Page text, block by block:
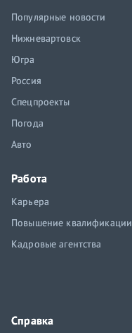
Популярные новости
Нижневартовск
Югра
Россия
Спецпроекты
Погода
Авто
Работа
Карьера
Повышение квалификации
Кадровые агентства
Справка